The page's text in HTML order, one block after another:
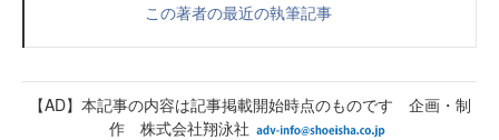
この著者の最近の執筆記事
【AD】本記事の内容は記事掲載開始時点のものです 企画・制
作 株式会社翔泳社